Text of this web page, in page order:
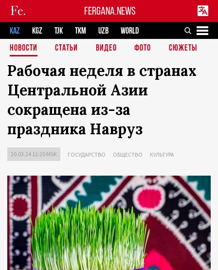
FERGANA.NEWS
KAZ KGZ TJK TKM UZB
WORLD
НОВОСТИ
СТАТЬИ ВИДЕО ФОТО СЮЖЕТЫ
Рабочая неделя в странах
Центральной Азии
сокращена из-за
праздника Навруз
20.03.24 12:20 MSK ГОСУДАРСТВО ОБЩЕСТВО КУЛЬТУРА